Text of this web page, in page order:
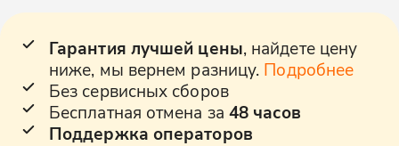
Гарантия лучшей цены, найдете цену
ниже, мы вернем разницу. Подробнее
Без сервисных сборов
Бесплатная отмена за 48 часов
Поддержка операторов